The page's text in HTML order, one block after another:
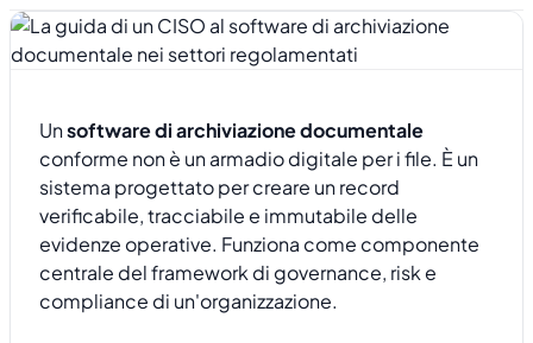
Unsoftware di archiviazione documentale
conforme non è un armadio digitale per i file. È un
sistema progettato per creare un record
verificabile, tracciabile e immutabile delle
evidenze operative. Funziona come componente
centrale del framework di governance, risk e
compliance di un'organizzazione.